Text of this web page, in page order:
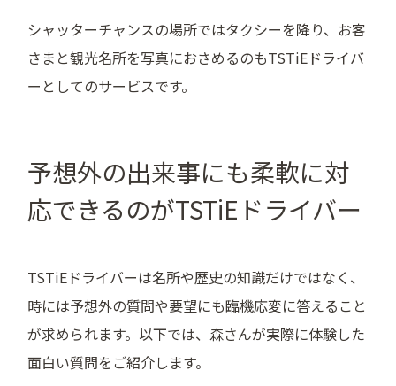
シャッターチャンスの場所ではタクシーを降り、お客
さまと観光名所を写真におさめるのもTSTiEドライバ
ーとしてのサービスです。
予想外の出来事にも柔軟に対
応できるのがTSTiEドライバー
TSTiEドライバーは名所や歴史の知識だけではなく、
時には予想外の質問や要望にも臨機応変に答えること
が求められます。以下では、森さんが実際に体験した
面白い質問をご紹介します。